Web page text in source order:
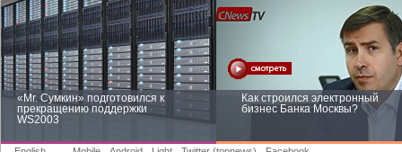
«Mr. Сумкин» подготовился к
прекращению поддержки
WS2003
Как строился электронный
бизнес Банка Москвы?